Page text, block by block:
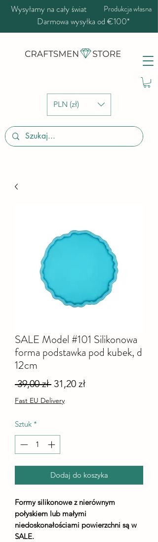
PLN (zł)
Wysyłamy na cały świat Produkcja własna
Darmowa wysyłka od €100*
SALE Model #101 Silikonowa
forma podstawka pod kubek, d
12cm
39,00 zł Regularna
cena
31,20 złCena
Fast EU Delivery
Sztuk *
Dodaj do koszyka
Formy silikonowe z nierównym
połyskiem lub małymi
niedoskonałościami powierzchni są w
SALE.